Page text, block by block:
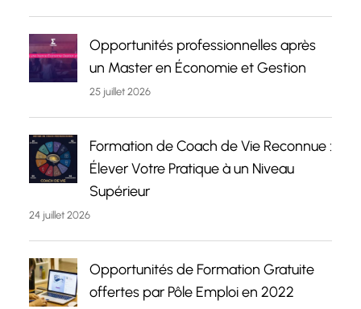
Opportunités professionnelles après
un Master en Économie et Gestion
25 juillet 2026
Formation de Coach de Vie Reconnue :
Élever Votre Pratique à un Niveau
Supérieur
24 juillet 2026
Opportunités de Formation Gratuite
offertes par Pôle Emploi en 2022